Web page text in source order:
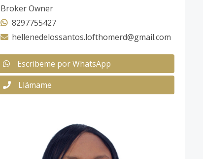
Broker Owner
8297755427
hellenedelossantos.lofthomerd@gmail.com
Escribeme por WhatsApp
Llámame